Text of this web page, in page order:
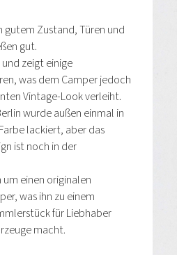
gutem Zustand, Türen und
gut.
zeigt einige
was dem Camper jedoch
Vintage-Look verleiht.
wurde außen einmal in
lackiert, aber das
ist noch in der
um einen originalen
was ihn zu einem
für Liebhaber
macht.